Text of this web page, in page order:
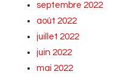
septembre 2022
août 2022
juillet 2022
juin 2022
mai 2022